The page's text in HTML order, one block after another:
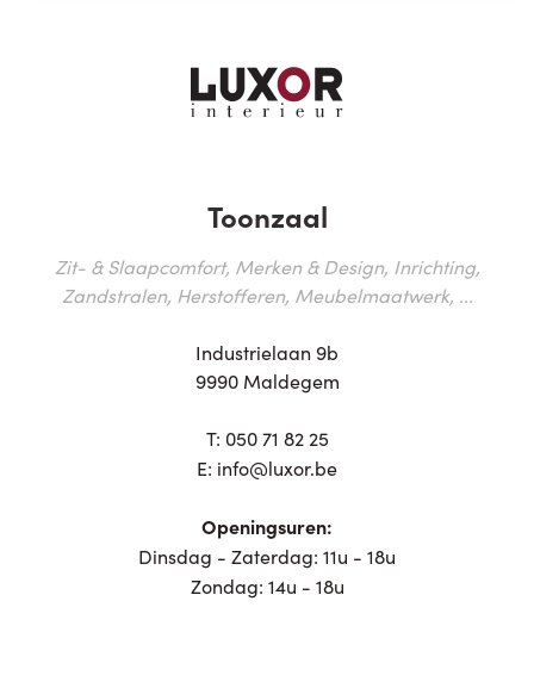
Toonzaal
Zit- & Slaapcomfort, Merken & Design, Inrichting,
Zandstralen, Herstofferen, Meubelmaatwerk, ...
Industrielaan 9b
9990 Maldegem
T: 050 71 82 25
E: info@luxor.be
Openingsuren:
Dinsdag - Zaterdag: 11u - 18u
Zondag: 14u - 18u